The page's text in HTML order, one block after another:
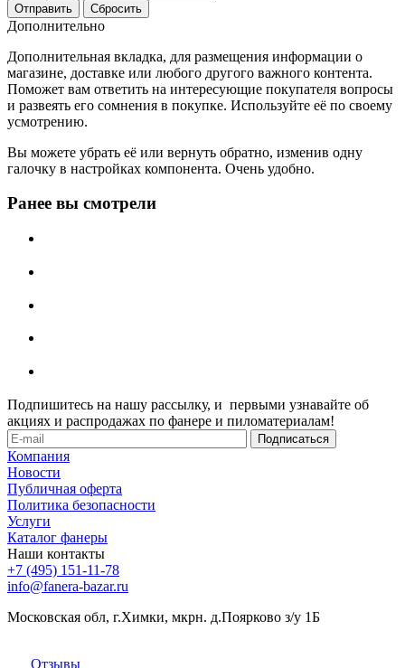
Сбросить
Дополнительно
Дополнительная вкладка, для размещения информации о
магазине, доставке или любого другого важного контента.
Поможет вам ответить на интересующие покупателя вопросы
и развеять его сомнения в покупке. Используйте её по своему
усмотрению.
Вы можете убрать её или вернуть обратно, изменив одну
галочку в настройках компонента. Очень удобно.
Ранее вы смотрели
Подпишитесь на нашу рассылку, и первыми узнавайте об
акциях и распродажах по фанере и пиломатериалам!
Компания
Новости
Публичная оферта
Политика безопасности
Услуги
Каталог фанеры
Наши контакты
+7 (495) 151-11-78
info@fanera-bazar.ru
Московская обл, г.Химки, мкрн. д.Поярково з/у 1Б
Отзывы